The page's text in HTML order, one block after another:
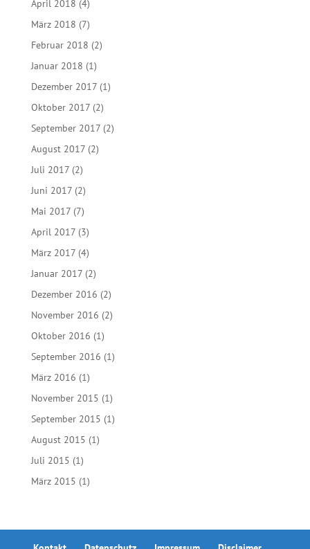
April 2019 (2)
Februar 2019 (1)
Dezember 2018
Oktober 2018 (3)
September 2018(2)
August 2018(2)
Juni 2018(2)
Mai 2018 (3)
April 2018(4)
März 2018(7)
Februar 2018(2)
Januar 2018(1)
Dezember 2017
Oktober 2017(2)
September 2017 (2)
August 2017 (2)
Juli 2017(2)
Juni 2017(2)
Mai 2017(7)
April 2017(3)
März 2017(4)
Januar 2017(2)
Dezember 2016
September 2016